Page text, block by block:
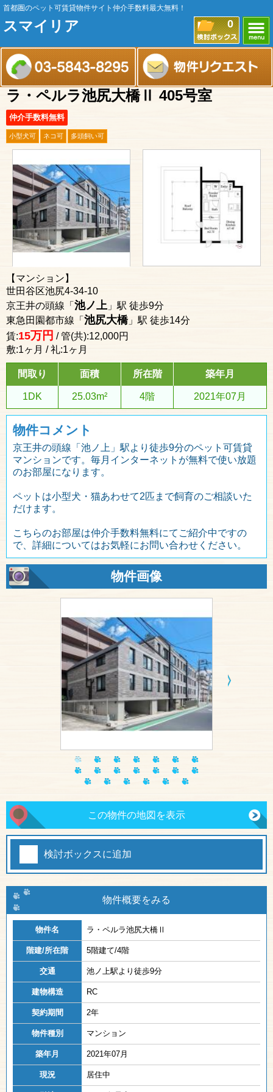
首都圏のペット可賃貸物件サイト仲介手数料最大無料！
スマイリア 0
ラ・ペルラ池尻大橋Ⅱ 405号室
仲介手数料無料
小型犬可 ネコ可 多頭飼い可
【マンション】
世田谷区池尻4-34-10
京王井の頭線「 池ノ上 」駅 徒歩9分
東急田園都市線「 池尻大橋」駅 徒歩14分
賃:15万円 / 管(共):12,000円
敷:1ヶ月 / 礼:1ヶ月
間取り 面積 所在階 築年月
1DK 25.03m² 4階 2021年07月
物件コメント
京王井の頭線「池ノ上」駅より徒歩9分のペット可賃貸
マンションです。毎月インターネットが無料で使い放題
のお部屋になります。
ペットは小型犬・猫あわせて2匹まで飼育のご相談いた
だけます。
こちらのお部屋は仲介手数料無料にてご紹介中ですの
で、詳細についてはお気軽にお問い合わせください。
物件画像
この物件の地図を表示
検討ボックスに追加
物件概要をみる
物件名 ラ・ペルラ池尻大橋Ⅱ
階建/所在階 5階建て/4階
交通 池ノ上駅より徒歩9分
建物構造 RC
契約期間 2年
物件種別 マンション
築年月 2021年07月
現況 居住中